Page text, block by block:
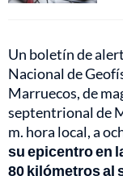
Un boletín de
Nacional de
Marruecos, de
septentrional de
m. hora local, a
su epicentro en
80 kilómetros al